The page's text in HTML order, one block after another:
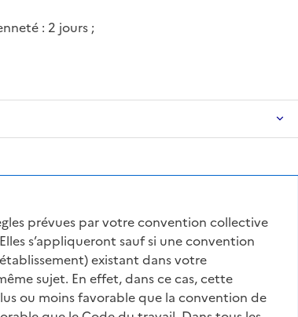
: 2 jours ;
prévues par votre convention collective
s’appliqueront sauf si une convention
existant dans votre
sujet. En effet, dans ce cas, cette
ou moins favorable que la convention de